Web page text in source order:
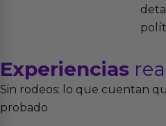
Experiencias
Sin rodeos: lo que cuentan
probado